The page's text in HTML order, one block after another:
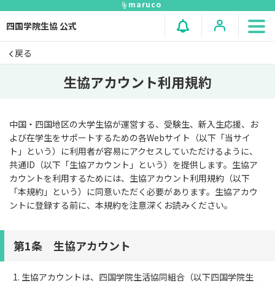
maruco
四国学院生協 公式
戻る
生協アカウント利用規約
中国・四国地区の大学生協が運営する、受験生、新入生応援、お
よび在学生をサポートするための各Webサイト（以下「当サイ
ト」という）に利用者が容易にアクセスしていただけるように、
共通ID（以下「生協アカウント」という）を提供します。生協ア
カウントを利用するためには、生協アカウント利用規約（以下
「本規約」という）に同意いただく必要があります。生協アカウ
ントに登録する前に、本規約を注意深くお読みください。
第1条 生協アカウント
生協アカウントは、四国学院生活協同組合（以下四国学院生